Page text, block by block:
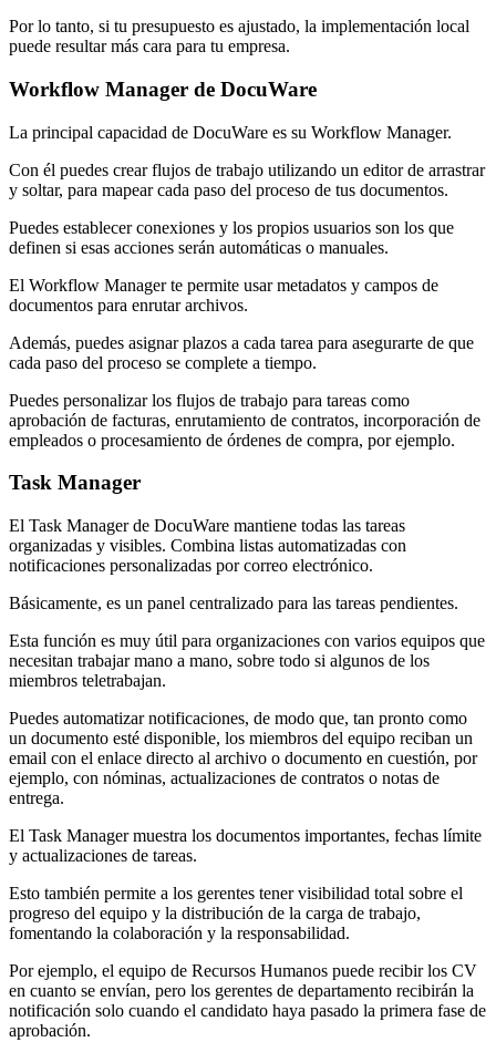
Por lo tanto, si tu presupuesto es ajustado, la implementación local
puede resultar más cara para tu empresa.
Workflow Manager de DocuWare
La principal capacidad de DocuWare es su Workflow Manager.
Con él puedes crear flujos de trabajo utilizando un editor de arrastrar
y soltar, para mapear cada paso del proceso de tus documentos.
Puedes establecer conexiones y los propios usuarios son los que
definen si esas acciones serán automáticas o manuales.
El Workflow Manager te permite usar metadatos y campos de
documentos para enrutar archivos.
Además, puedes asignar plazos a cada tarea para asegurarte de que
cada paso del proceso se complete a tiempo.
Puedes personalizar los flujos de trabajo para tareas como
aprobación de facturas, enrutamiento de contratos, incorporación de
empleados o procesamiento de órdenes de compra, por ejemplo.
Task Manager
El Task Manager de DocuWare mantiene todas las tareas
organizadas y visibles. Combina listas automatizadas con
notificaciones personalizadas por correo electrónico.
Básicamente, es un panel centralizado para las tareas pendientes.
Esta función es muy útil para organizaciones con varios equipos que
necesitan trabajar mano a mano, sobre todo si algunos de los
miembros teletrabajan.
Puedes automatizar notificaciones, de modo que, tan pronto como
un documento esté disponible, los miembros del equipo reciban un
email con el enlace directo al archivo o documento en cuestión, por
ejemplo, con nóminas, actualizaciones de contratos o notas de
entrega.
El Task Manager muestra los documentos importantes, fechas límite
y actualizaciones de tareas.
Esto también permite a los gerentes tener visibilidad total sobre el
progreso del equipo y la distribución de la carga de trabajo,
fomentando la colaboración y la responsabilidad.
Por ejemplo, el equipo de Recursos Humanos puede recibir los CV
en cuanto se envían, pero los gerentes de departamento recibirán la
notificación solo cuando el candidato haya pasado la primera fase de
aprobación.